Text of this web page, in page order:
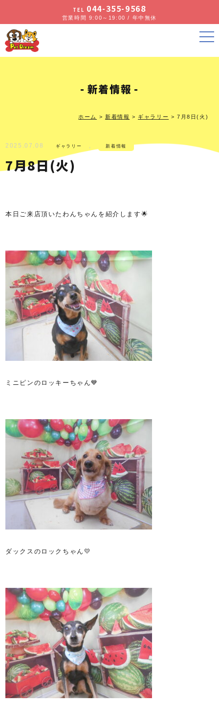
TEL 044-355-9568
営業時間 9:00～19:00 / 年中無休
新着情報
ホーム > 新着情報 > ギャラリー > 7月8日(火)
2025.07.08 ギャラリー 新着情報
7月8日(火)
本日ご来店頂いたわんちゃんを紹介します🌟
ミニピンのロッキーちゃん💙
ダックスのロックちゃん💛